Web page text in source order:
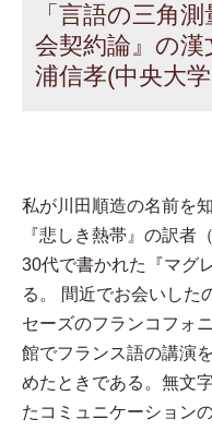
「言語の三角
会契約論』の
浦信孝(中央大学
私が川田順造の名前を
『悲しき熱帯』の訳者
30代で書かれた『マグ
る。 間近でお会いした
セーズのフランコフォ
館でフランス語の講演
めたときである。無文
たコミュニケーション